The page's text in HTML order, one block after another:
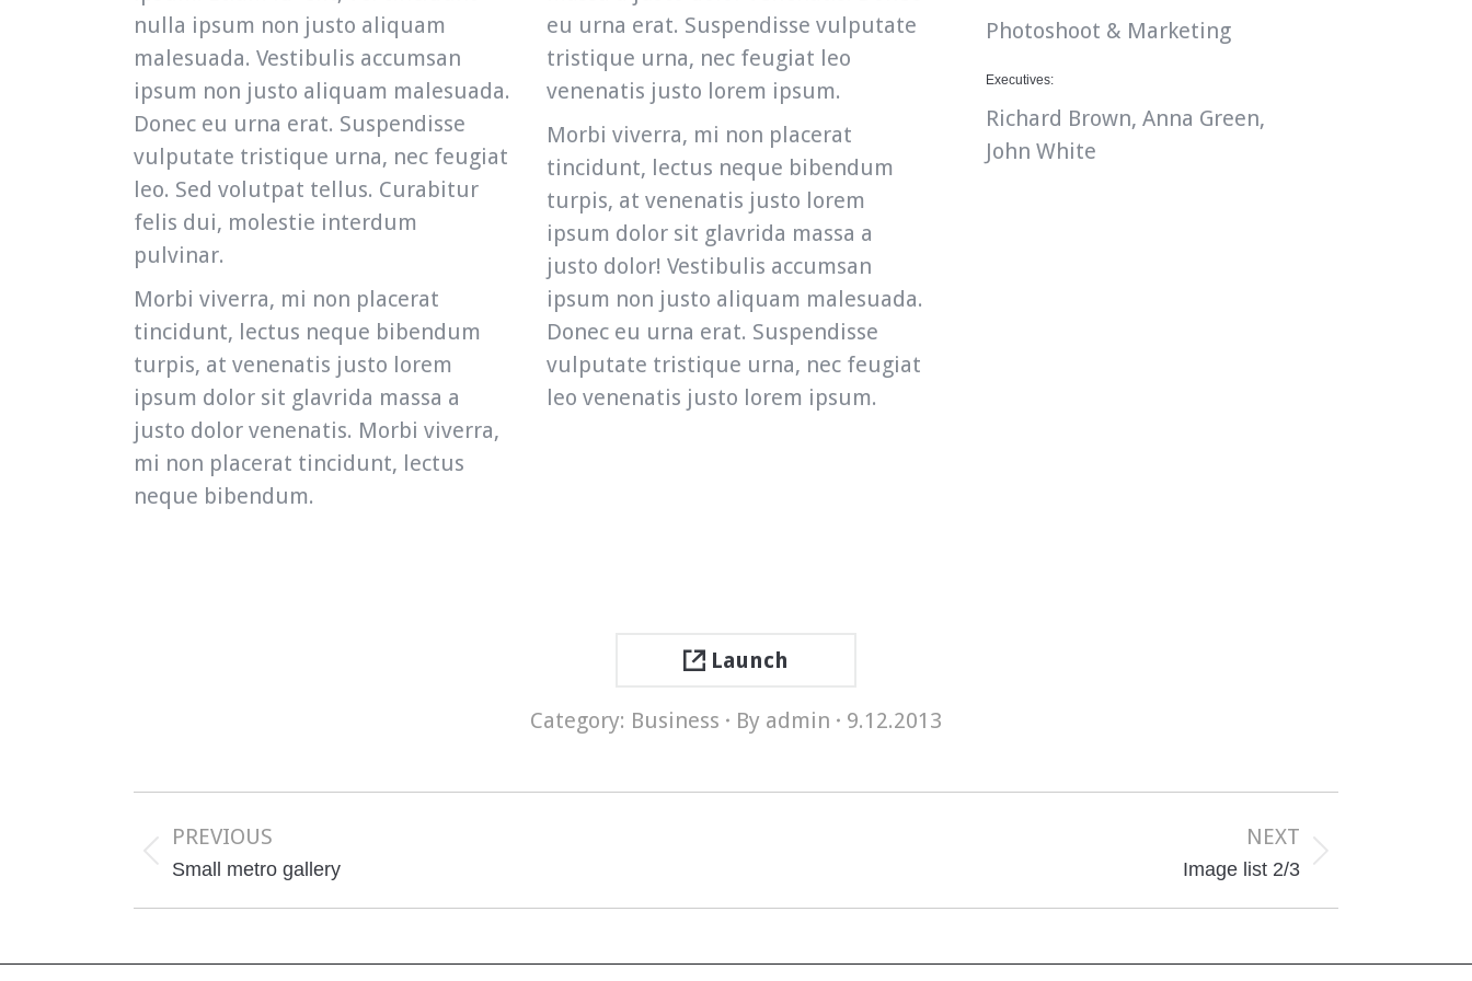
nulla ipsum non justo aliquam
malesuada. Vestibulis accumsan
ipsum non justo aliquam malesuada.
Donec eu urna erat. Suspendisse
vulputate tristique urna, nec feugiat
leo. Sed volutpat tellus. Curabitur
felis dui, molestie interdum
pulvinar.
Morbi viverra, mi non placerat
tincidunt, lectus neque bibendum
turpis, at venenatis justo lorem
ipsum dolor sit glavrida massa a
justo dolor venenatis. Morbi viverra,
mi non placerat tincidunt, lectus
neque bibendum.
eu urna erat. Suspendisse vulputate
tristique urna, nec feugiat leo
venenatis justo lorem ipsum.
Morbi viverra, mi non placerat
tincidunt, lectus neque bibendum
turpis, at venenatis justo lorem
ipsum dolor sit glavrida massa a
justo dolor! Vestibulis accumsan
ipsum non justo aliquam malesuada.
Donec eu urna erat. Suspendisse
vulputate tristique urna, nec feugiat
leo venenatis justo lorem ipsum.
Photoshoot & Marketing
Executives:
Richard Brown, Anna Green,
John White
Launch
Category: Business By admin 9.12.2013
navigation
PREVIOUS
Previous
Small metro gallery
NEXT
Image list 2/3